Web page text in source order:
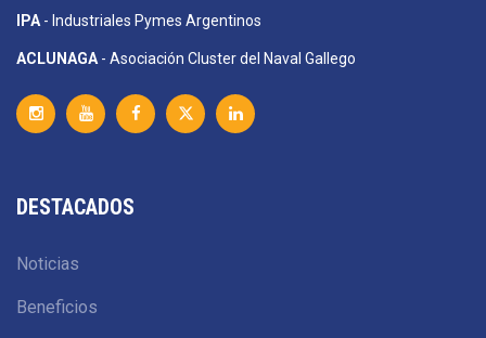
IPA - Industriales Pymes Argentinos
ACLUNAGA - Asociación Cluster del Naval Gallego
DESTACADOS
Noticias
Beneficios